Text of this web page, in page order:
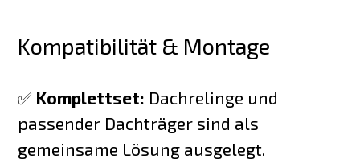
Kompatibilität & Montage
✅ Komplettset: Dachrelinge und
passender Dachträger sind als
gemeinsame Lösung ausgelegt.